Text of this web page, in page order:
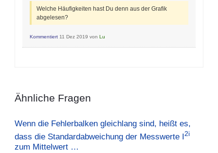
Welche Häufigkeiten hast Du denn aus der Grafik
abgelesen?
Kommentiert 11 Dez 2019 von Lu
Ähnliche Fragen
Wenn die Fehlerbalken gleichlang sind, heißt es,
dass die Standardabweichung der Messwerte I2i
zum Mittelwert …